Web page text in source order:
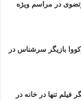
در مراسم ویژه
بازیگر سرشناس در
فیلم تنها در خانه در